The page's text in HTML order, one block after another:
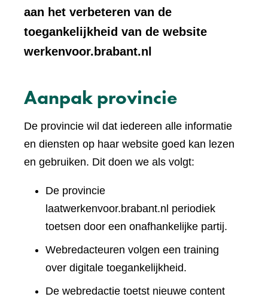
aan het verbeteren van de
toegankelijkheid van de website
werkenvoor.brabant.nl
Aanpak provincie
De provincie wil dat iedereen alle informatie
en diensten op haar website goed kan lezen
en gebruiken. Dit doen we als volgt:
De provincie
laatwerkenvoor.brabant.nl periodiek
toetsen door een onafhankelijke partij.
Webredacteuren volgen een training
over digitale toegankelijkheid.
De webredactie toetst nieuwe content